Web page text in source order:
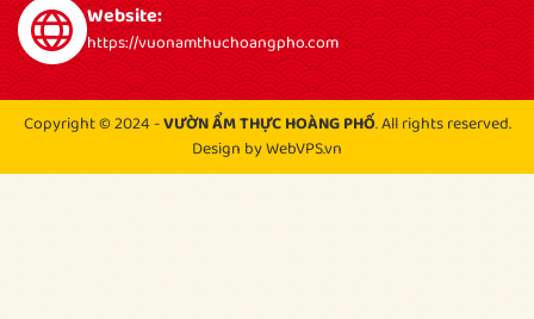
Website:
https://vuonamthuchoangpho.com
Copyright © 2024 -VƯỜN ẨM THỰC HOÀNG PHỐ. All rights reserved.
Design by WebVPS.vn